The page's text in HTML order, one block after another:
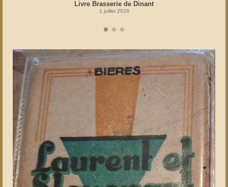
Livre Brasserie de Dinant
1 juillet 2026